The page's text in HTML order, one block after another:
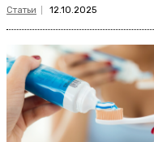
Статьи 12.10.2025